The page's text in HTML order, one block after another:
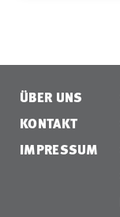
ÜBER UNS
KONTAKT
IMPRESSUM